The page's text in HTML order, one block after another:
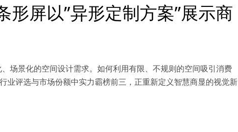
形屏以”异形定制方案”展示商
场景化的空间设计需求。如何利用有限、不规则的空间吸引消费
业评选与市场份额中实力霸榜前三，正重新定义智慧商显的视觉新